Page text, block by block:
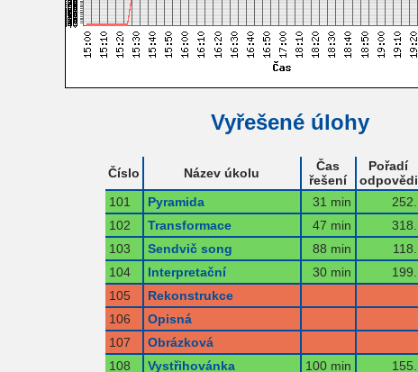
Vyřešené úlohy
Číslo Název úkolu
Čas
řešení
Pořadí
odpovědi
101
Pyramida 31 min 252.
102
Transformace 47 min 318.
103
Sendvič song 88 min 118.
104
Interpretační 30 min 199.
105
Rekonstrukce
106
Opisná
107
Obrázková
108
Vystřihovánka 100 min 155.